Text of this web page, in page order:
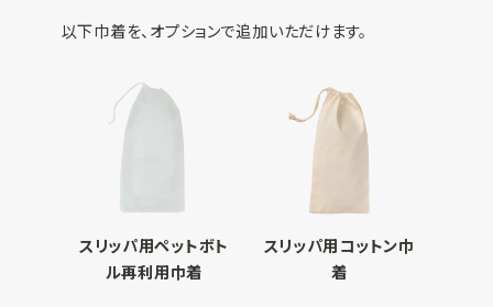
以下巾着を、オプションで追加いただけます。
スリッパ用ペットボト
ル再利用巾着
スリッパ用コットン巾
着